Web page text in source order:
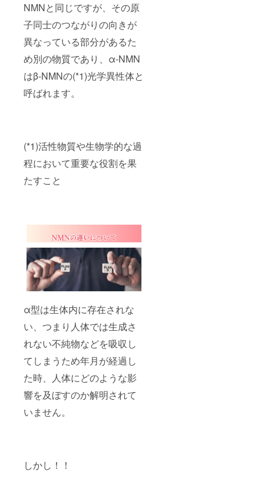
NMNと同じですが、その原
子同士のつながりの向きが
異なっている部分があるた
め別の物質であり、α-NMN
はβ-NMNの(*1)光学異性体と
呼ばれます。
(*1)活性物質や生物学的な過
程において重要な役割を果
たすこと
α型は生体内に存在されな
い、つまり人体では生成さ
れない不純物などを吸収し
てしまうため年月が経過し
た時、人体にどのような影
響を及ぼすのか解明されて
いません。
しかし！！